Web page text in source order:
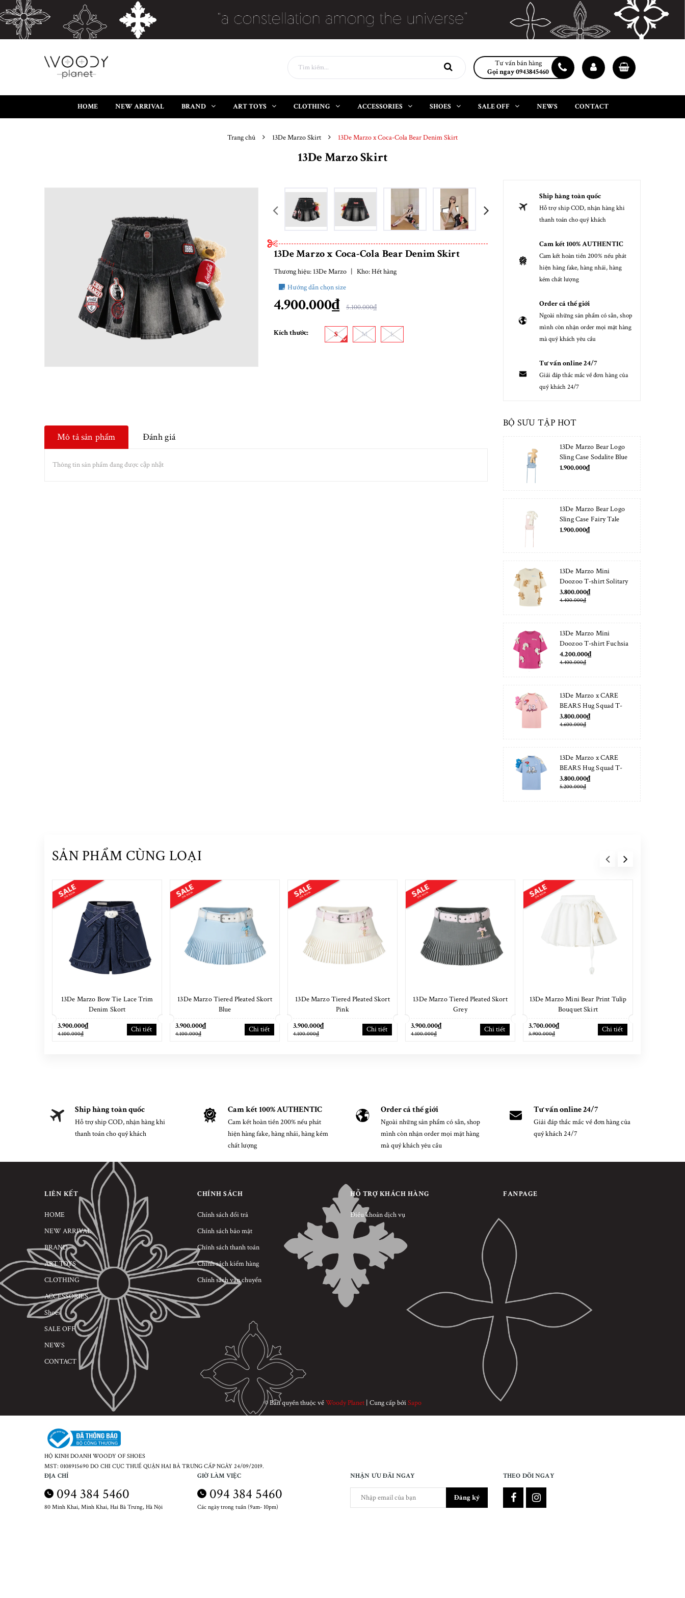
Tư vấn bán hàng
Gọi ngay 0943845460
HOME NEW ARRIVAL BRAND ART TOYS CLOTHING ACCESSORIES SHOES SALE OFF NEWS CONTACT
Trang chủ 13De Marzo Skirt 13De Marzo x Coca-Cola Bear Denim Skirt
13De Marzo Skirt
prev next
13De Marzo x Coca-Cola Bear Denim Skirt
Thương hiệu: 13De Marzo | Kho:Hết hàng
Hướng dẫn chọn size
4.900.000₫ 5.100.000₫
Kích thước: S M L
Mô tả sản phẩm Đánh giá
Thông tin sản phẩm đang được cập nhật
Ship hàng toàn quốc
Hỗ trợ ship COD, nhận hàng khi
thanh toán cho quý khách
Cam kết 100% AUTHENTIC
Cam kết hoàn tiền 200% nếu phát
hiện hàng fake, hàng nhái, hàng
kém chất lượng
Order cả thế giới
Ngoài những sản phẩm có sẵn, shop
mình còn nhận order mọi mặt hàng
mà quý khách yêu cầu
Tư vấn online 24/7
Giải đáp thắc mắc về đơn hàng của
quý khách 24/7
BỘ SƯU TẬP HOT
13De Marzo Bear Logo
Sling Case Sodalite Blue
1.900.000₫
13De Marzo Bear Logo
Sling Case Fairy Tale
1.900.000₫
13De Marzo Mini
Doozoo T-shirt Solitary
Star
3.800.000₫
4.400.000₫
13De Marzo Mini
Doozoo T-shirt Fuchsia
Fedora
4.200.000₫
4.400.000₫
13De Marzo x CARE
BEARS Hug Squad T-
shirt Almond Blossom
3.800.000₫
4.600.000₫
13De Marzo x CARE
BEARS Hug Squad T-
shirt Placid Blue
3.800.000₫
5.200.000₫
SẢN PHẨM CÙNG LOẠI
13De Marzo Bow Tie Lace Trim
Denim Skort
3.900.000₫
4.100.000₫ Chi tiết
13De Marzo Tiered Pleated Skort
Blue
3.900.000₫
4.100.000₫ Chi tiết
13De Marzo Tiered Pleated Skort
Pink
3.900.000₫
4.100.000₫ Chi tiết
13De Marzo Tiered Pleated Skort
Grey
3.900.000₫
4.100.000₫ Chi tiết
13De Marzo Mini Bear Print Tulip
Bouquet Skirt
3.700.000₫
3.900.000₫ Chi tiết
Ship hàng toàn quốc
Hỗ trợ ship COD, nhận hàng khi
thanh toán cho quý khách
Cam kết 100% AUTHENTIC
Cam kết hoàn tiền 200% nếu phát
hiện hàng fake, hàng nhái, hàng kém
chất lượng
Order cả thế giới
Ngoài những sản phẩm có sẵn, shop
mình còn nhận order mọi mặt hàng
mà quý khách yêu cầu
Tư vấn online 24/7
Giải đáp thắc mắc về đơn hàng của
quý khách 24/7
LIÊN KẾT
HOME
NEW ARRIVAL
BRAND
ART TOYS
CLOTHING
ACCESSORIES
Shoes
SALE OFF
NEWS
CONTACT
CHÍNH SÁCH
Chính sách đổi trả
Chính sách bảo mật
Chính sách thanh toán
Chính sách kiểm hàng
Chính sách vận chuyển
HỖ TRỢ KHÁCH HÀNG
Điều khoản dịch vụ
FANPAGE
© Bản quyền thuộc vềWoody Planet | Cung cấp bởiSapo
HỘ KINH DOANH WOODY OF SHOES
MST: 0108915690 DO CHI CỤC THUẾ QUẬN HAI BÀ TRƯNG CẤP NGÀY 24/09/2019.
ĐỊA CHỈ
094 384 5460
80 Minh Khai, Minh Khai, Hai Bà Trưng, Hà Nội
GIỜ LÀM VIỆC
094 384 5460
Các ngày trong tuần (9am- 10pm)
NHẬN ƯU ĐÃI NGAY
Đăng ký
THEO DÕI NGAY